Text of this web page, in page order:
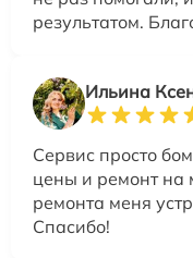
результатом.
Ильина
Сервис просто
цены и ремонт на
ремонта меня
Спасибо!